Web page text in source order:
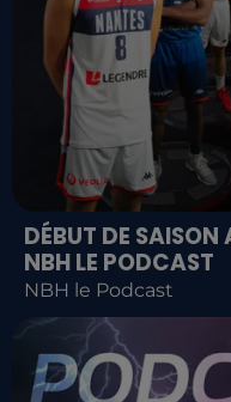
DÉBUT DE
NBH LE PODCAST
NBH le Podcast